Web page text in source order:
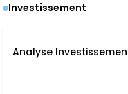
Investissement
Analyse